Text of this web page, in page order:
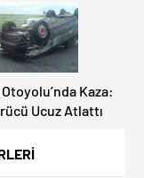
Kaza:
Ucuz Atlattı